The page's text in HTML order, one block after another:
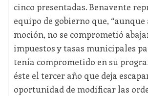
cinco presentadas. Benavente
equipo de gobierno que,
moción, no se comprometió
impuestos y tasas municipales
tenía comprometido en su
éste el tercer año que deja
oportunidad de modificar las